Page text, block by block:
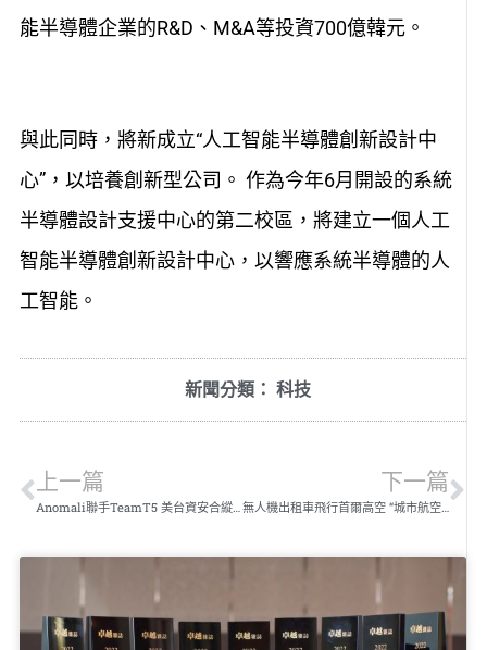
能半導體企業的R&D、M&A等投資700億韓元。
與此同時，將新成立“人工智能半導體創新設計中
心”，以培養創新型公司。 作為今年6月開設的系統
半導體設計支援中心的第二校區，將建立一個人工
智能半導體創新設計中心，以響應系統半導體的人
工智能。
新聞分類： 科技
上一篇
Anomali聯手TeamT5 美台資安合縱聯防
下一篇
無人機出租車飛行首爾高空 “城市航空交通首爾實證”活動